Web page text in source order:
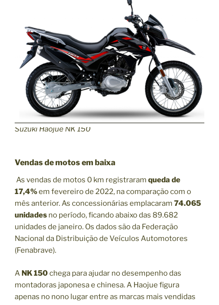
Suzuki Haojue NK 150
Vendas de motos em baixa
As vendas de motos 0 km registraram queda de
17,4%em fevereiro de 2022, na comparação com o
mês anterior. As concessionárias emplacaram 74.065
unidades no período, ficando abaixo das 89.682
unidades de janeiro. Os dados são da Federação
Nacional da Distribuição de Veículos Automotores
(Fenabrave).
A NK 150chega para ajudar no desempenho das
montadoras japonesa e chinesa. A Haojue figura
apenas no nono lugar entre as marcas mais vendidas